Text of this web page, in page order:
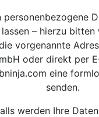
personenbezogene
– hierzu
vorgenannte
oder direkt per
eine
senden.
werden Ihre